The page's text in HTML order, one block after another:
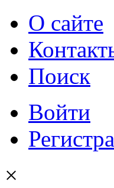
О сайте
Поиск
Войти
×